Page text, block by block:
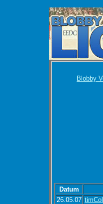
Blobby
Datum
26.05.07